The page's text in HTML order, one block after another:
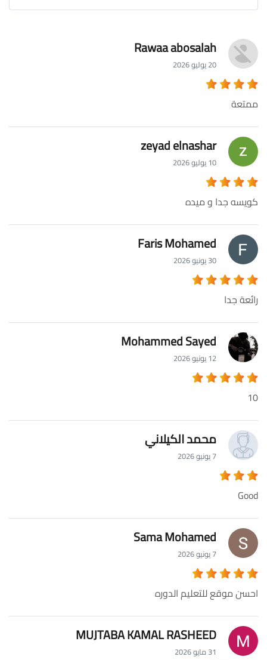
Rawaa abosalah
20 يوليو 2026
ممتعة
zeyad elnashar
10 يوليو 2026
كويسه جدا و ميده
Faris Mohamed
30 يونيو 2026
رائعة جدا
Mohammed Sayed
12 يونيو 2026
10
محمد الكيلاني
7 يونيو 2026
Good
Sama Mohamed
7 يونيو 2026
احسن موقع للتعليم الدوره
MUJTABA KAMAL RASHEED
31 مايو 2026